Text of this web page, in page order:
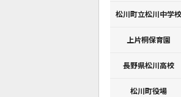
松川町立松川中学校
上片桐保育園
長野県松川高校
松川町役場